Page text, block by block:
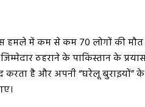
इस हमले में कम से कम 70 लोगों की
ठहराने के पाकिस्तान के
है और अपनी “घरेलू बुराइयों” के